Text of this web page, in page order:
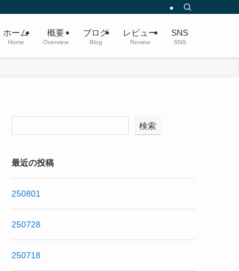
ホーム
Home
概要
Overview
ブログ
Blog
レビュー
Review
SNS
SNS
検索
最近の投稿
250801
250728
250718